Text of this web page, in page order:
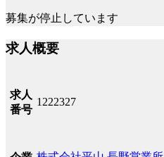
募集が停止しています
求人概要
求人
番号
1222327